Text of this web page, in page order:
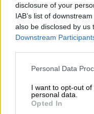
disclosure of your
IAB’s list of
also be disclosed by us
Downstream
Please note that this
not limited to your visit
grant or deny consent
use your data for
Personal Data
I want to opt-out
personal data.
Opted In
Επιδείνωση
καιρόςστη
βόρεια χώρα
2023) έως και
Δευτέρας (17-04-
πρόσκαιρα από
πιθανώς